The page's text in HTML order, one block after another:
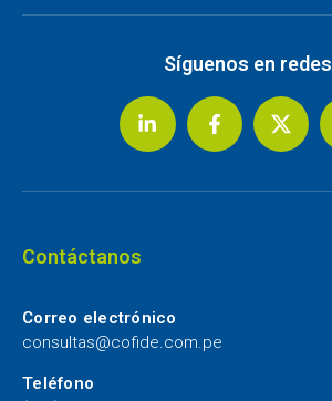
Síguenos en redes
Contáctanos
Correo electrónico
consultas@cofide.com.pe
Teléfono